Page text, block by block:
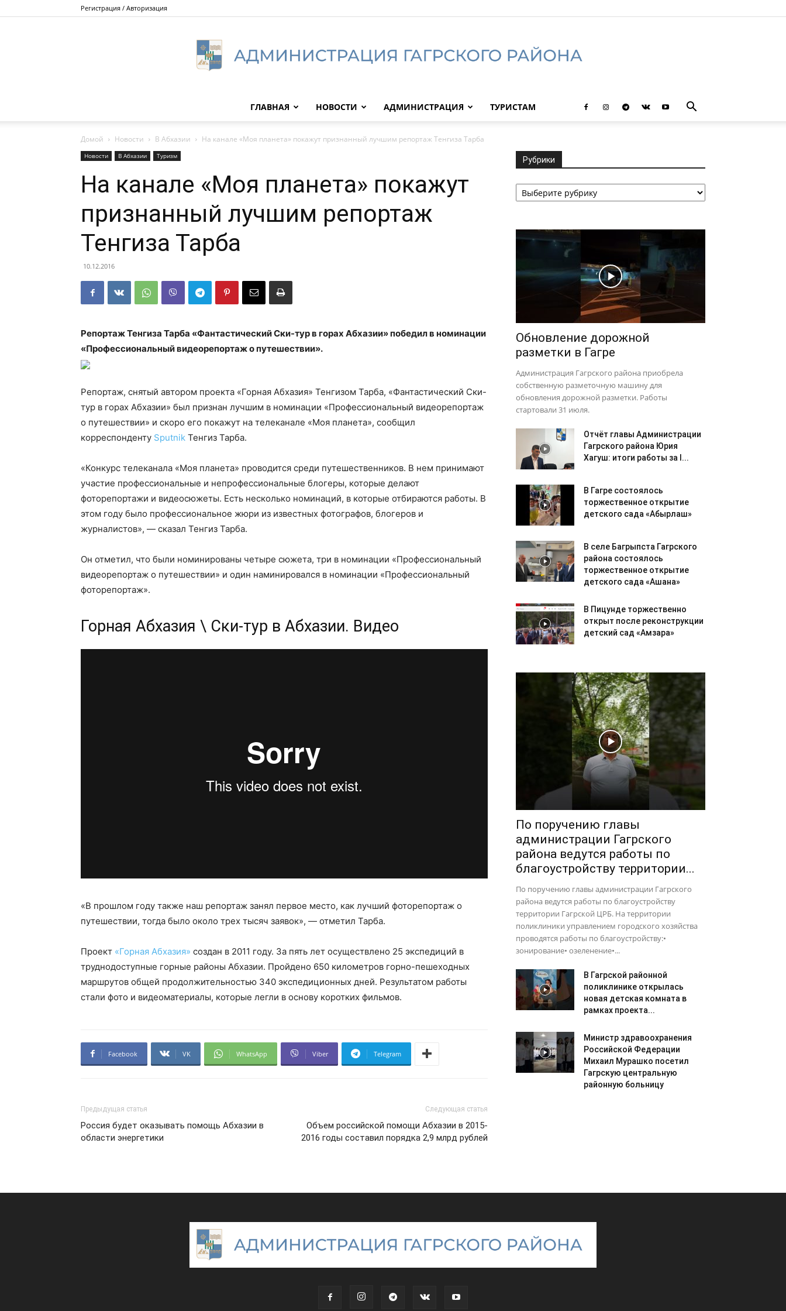
Регистрация / Авторизация
Гагрского
ГЛАВНАЯ НОВОСТИ АДМИНИСТРАЦИЯ ТУРИСТАМ
Домой Новости В Абхазии На канале «Моя планета» покажут признанный лучшим репортаж Тенгиза Тарба
Новости В Абхазии Туризм
На канале «Моя планета» покажут
признанный лучшим репортаж
Тенгиза Тарба
10.12.2016
Репортаж Тенгиза Тарба «Фантастический Ски-тур в горах Абхазии» победил в номинации
«Профессиональный видеорепортаж о путешествии».
Репортаж, снятый автором проекта «Горная Абхазия» Тенгизом Тарба, «Фантастический Ски-
тур в горах Абхазии» был признан лучшим в номинации «Профессиональный видеорепортаж
о путешествии» и скоро его покажут на телеканале «Моя планета», сообщил
корреспонденту Sputnik Тенгиз Тарба.
«Конкурс телеканала «Моя планета» проводится среди путешественников. В нем принимают
участие профессиональные и непрофессиональные блогеры, которые делают
фоторепортажи и видеосюжеты. Есть несколько номинаций, в которые отбираются работы. В
этом году было профессиональное жюри из известных фотографов, блогеров и
журналистов», — сказал Тенгиз Тарба.
Он отметил, что были номинированы четыре сюжета, три в номинации «Профессиональный
видеорепортаж о путешествии» и один наминировался в номинации «Профессиональный
фоторепортаж».
Горная Абхазия \ Ски-тур в Абхазии. Видео
«В прошлом году также наш репортаж занял первое место, как лучший фоторепортаж о
путешествии, тогда было около трех тысяч заявок», — отметил Тарба.
Проект «Горная Абхазия» создан в 2011 году. За пять лет осуществлено 25 экспедиций в
труднодоступные горные районы Абхазии. Пройдено 650 километров горно-пешеходных
маршрутов общей продолжительностью 340 экспедиционных дней. Результатом работы
стали фото и видеоматериалы, которые легли в основу коротких фильмов.
Facebook VK WhatsApp Viber Telegram
Предыдущая статья
Россия будет оказывать помощь Абхазии в
области энергетики
Следующая статья
Объем российской помощи Абхазии в 2015-
2016 годы составил порядка 2,9 млрд рублей
Рубрики
Рубрики
Обновление дорожной
разметки в Гагре
Администрация Гагрского района приобрела
собственную разметочную машину для
обновления дорожной разметки. Работы
стартовали 31 июля.
Отчёт главы Администрации
Гагрского района Юрия
Хагуш: итоги работы за I...
В Гагре состоялось
торжественное открытие
детского сада «Абырлаш»
В селе Багрыпста Гагрского
района состоялось
торжественное открытие
детского сада «Ашана»
В Пицунде торжественно
открыт после реконструкции
детский сад «Амзара»
По поручению главы
администрации Гагрского
района ведутся работы по
благоустройству территории...
По поручению главы администрации Гагрского
района ведутся работы по благоустройству
территории Гагрской ЦРБ. На территории
поликлиники управлением городского хозяйства
проводятся работы по благоустройству:•
зонирование• озеленение•...
В Гагрской районной
поликлинике открылась
новая детская комната в
рамках проекта...
Министр здравоохранения
Российской Федерации
Михаил Мурашко посетил
Гагрскую центральную
районную больницу